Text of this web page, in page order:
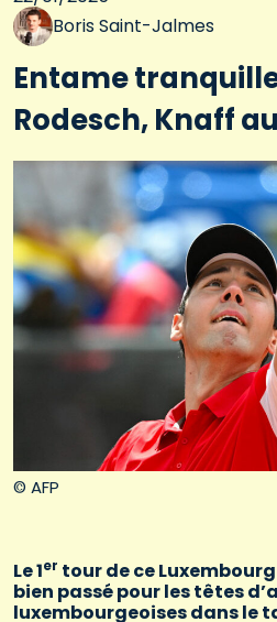
© AFP
Boris Saint-Jalmes
Entame
Rodesch, Knaff
Le 1er tour de ce
bien passé pour les têtes
luxembourgeoises dans le